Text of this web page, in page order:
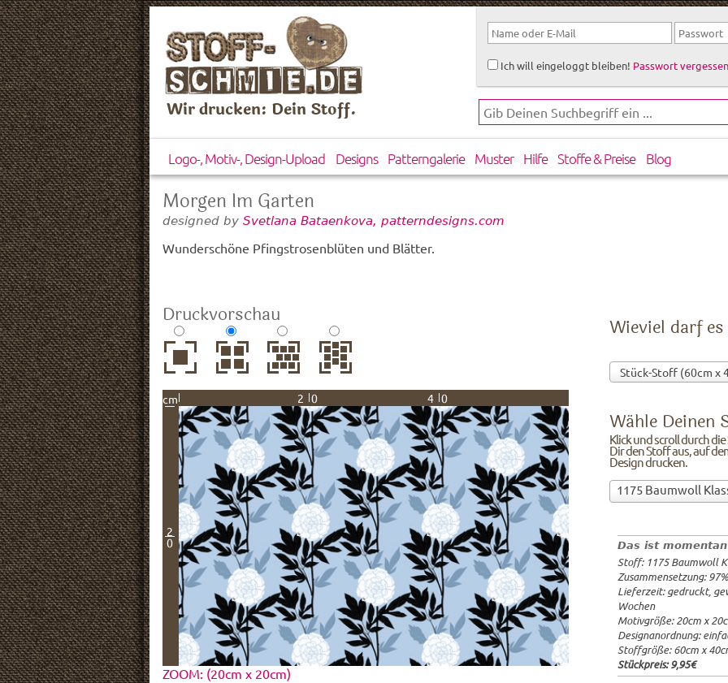
Wir drucken: Dein Stoff.
Ich will eingeloggt bleiben! Passwort
Logo-, Motiv-, Design-Upload Designs Patterngalerie Muster Hilfe Stoffe & Preise Blog
Morgen Im Garten
designed by Svetlana Bataenkova, patterndesigns.com
Wunderschöne Pfingstrosenblüten und Blätter.
Das ist
Stoff: 1175 Baumwoll
Zusammensetzung:
Lieferzeit: gedruckt,
Wochen
Motivgröße: 20cm x
Designanordnung:
Stoffgröße: 60cm x
Stückpreis:9,95€
Druckvorschau
cm 20 40
2
0
ZOOM: (20cm x 20cm)
Wieviel darf es
Wähle Deinen
Klick und scroll durch
Dir den Stoff aus, auf
Design drucken.
1175 Baumwoll
Gewicht:
Lieferzeit:
20x20cm:
60x40cm:
ab 1m:
ab 10m:
ab 50m:
Wähle
Deinen
und
scroll
durch
die
Stoffübersicht
und
suche
Dir
den
Stoff